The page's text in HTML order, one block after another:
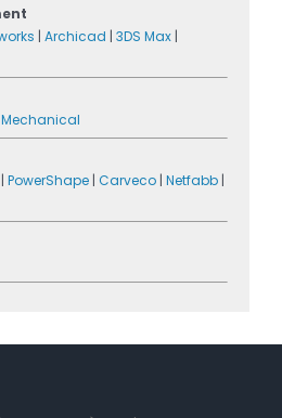
| Archicad | 3DS Max |
Mechanical
| PowerShape | Carveco | Netfabb |